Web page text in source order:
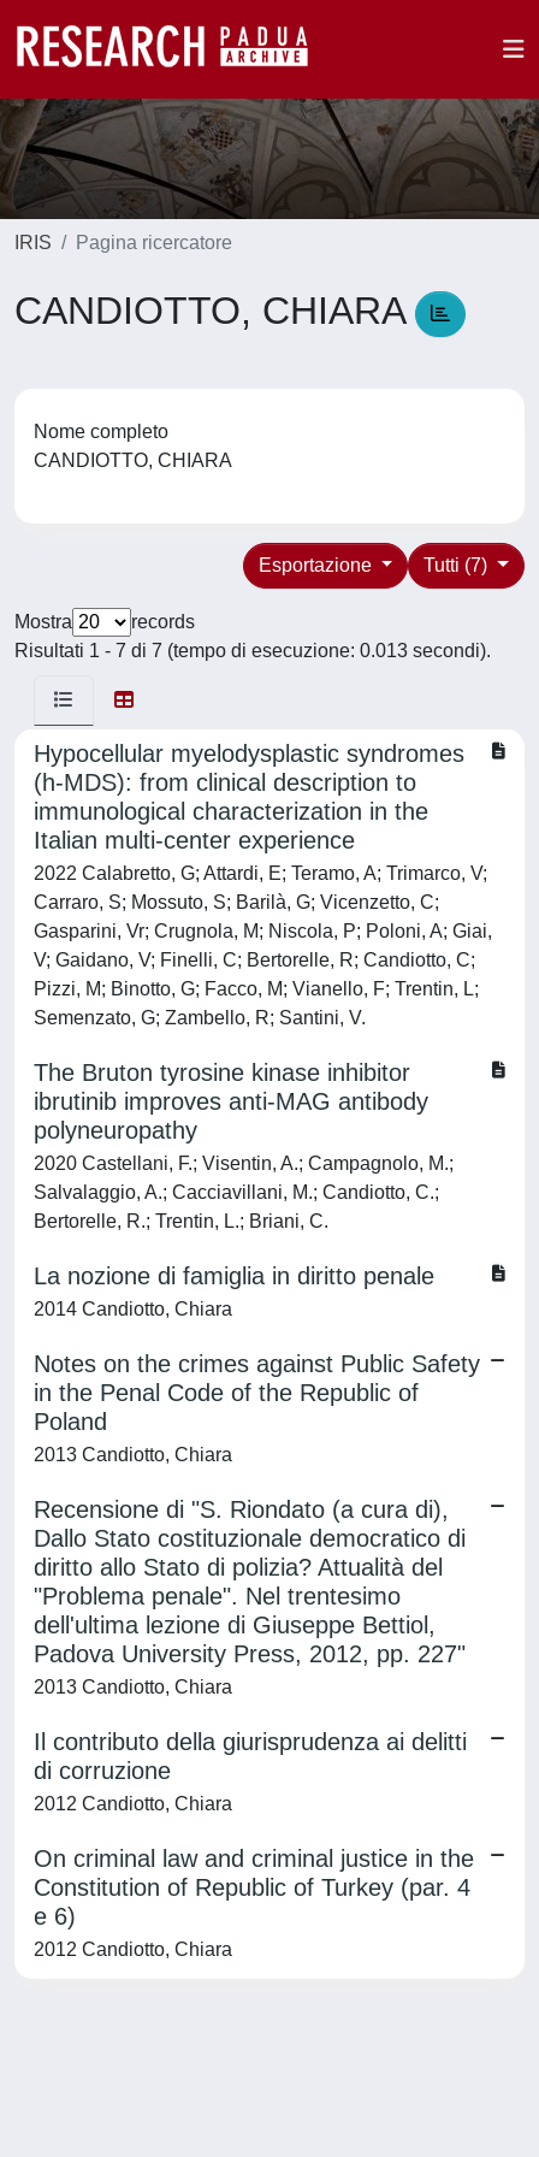
IRIS Pagina ricercatore
CANDIOTTO, CHIARA
Nome completo
CANDIOTTO, CHIARA
Tutti (7)
Esportazione
Mostra
records
Risultati 1 - 7 di 7 (tempo di esecuzione: 0.013 secondi).
Hypocellular myelodysplastic syndromes
(h-MDS): from clinical description to
immunological characterization in the
Italian multi-center experience
2022 Calabretto, G; Attardi, E; Teramo, A; Trimarco, V;
Carraro, S; Mossuto, S; Barilà, G; Vicenzetto, C;
Gasparini, Vr; Crugnola, M; Niscola, P; Poloni, A; Giai,
V; Gaidano, V; Finelli, C; Bertorelle, R; Candiotto, C;
Pizzi, M; Binotto, G; Facco, M; Vianello, F; Trentin, L;
Semenzato, G; Zambello, R; Santini, V.
The Bruton tyrosine kinase inhibitor
ibrutinib improves anti-MAG antibody
polyneuropathy
2020 Castellani, F.; Visentin, A.; Campagnolo, M.;
Salvalaggio, A.; Cacciavillani, M.; Candiotto, C.;
Bertorelle, R.; Trentin, L.; Briani, C.
La nozione di famiglia in diritto penale
2014 Candiotto, Chiara
Notes on the crimes against Public Safety
in the Penal Code of the Republic of
Poland
2013 Candiotto, Chiara
Recensione di "S. Riondato (a cura di),
Dallo Stato costituzionale democratico di
diritto allo Stato di polizia? Attualità del
"Problema penale". Nel trentesimo
dell'ultima lezione di Giuseppe Bettiol,
Padova University Press, 2012, pp. 227"
2013 Candiotto, Chiara
Il contributo della giurisprudenza ai delitti
di corruzione
2012 Candiotto, Chiara
On criminal law and criminal justice in the
Constitution of Republic of Turkey (par. 4
e 6)
2012 Candiotto, Chiara